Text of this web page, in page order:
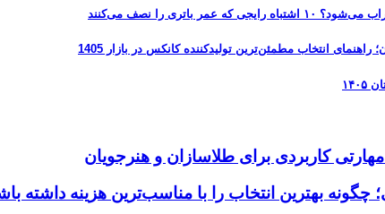
باتری را نصف می‌کنند
کاربردی برای طلاسازان و هنرجویان
بهترین انتخاب را با مناسب‌ترین هزینه داشته